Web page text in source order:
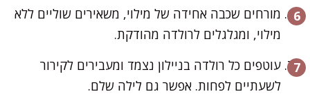
מורחים שכבה אחידה של מילוי, משאירים שוליים ללא
מילוי, ומגלגלים לרולדה מהודקת.
עוטפים כל רולדה בניילון נצמד ומעבירים לקירור
לשעתיים לפחות. אפשר גם לילה שלם.